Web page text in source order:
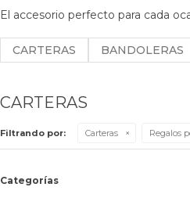
El accesorio perfecto para cada
CARTERAS BANDOLERAS
CARTERAS
Filtrando por: Carteras Regalos
Categorías